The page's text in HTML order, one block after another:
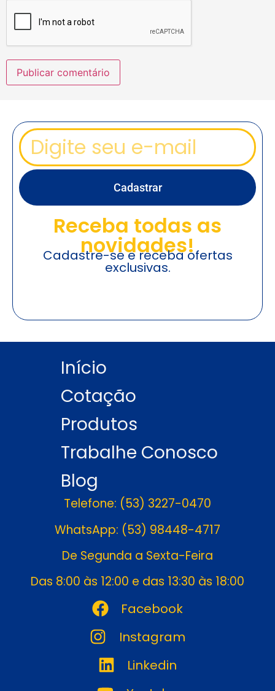
Cadastrar
Receba todas as
novidades!
Cadastre-se e receba ofertas
exclusivas.
Início
Cotação
Produtos
Trabalhe Conosco
Blog
Telefone: (53) 3227-0470
WhatsApp: (53) 98448-4717
De Segunda a Sexta-Feira
Das 8:00 às 12:00 e das 13:30 às 18:00
Facebook
Instagram
Linkedin